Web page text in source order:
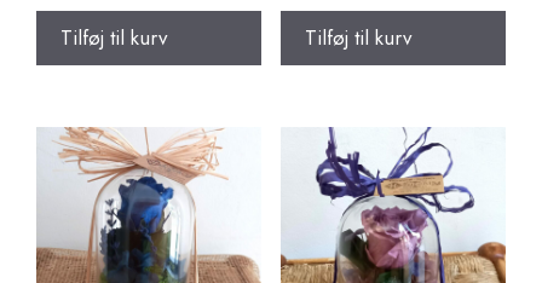
Tilføj til kurv Tilføj til kurv